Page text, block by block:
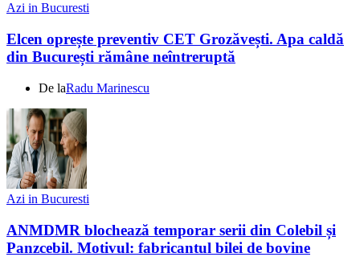
Azi in Bucuresti
Elcen oprește preventiv CET Grozăvești. Apa caldă
din București rămâne neîntreruptă
De laRadu Marinescu
Azi in Bucuresti
ANMDMR blochează temporar serii din Colebil și
Panzcebil. Motivul: fabricantul bilei de bovine